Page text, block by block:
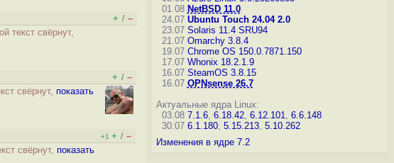
+ / –
текст свёрнут,
+ / –
свёрнут, показать
+1 + / –
свёрнут, показать
01.08 NetBSD 11.0
24.07 Ubuntu Touch 24.04 2.0
23.07 Solaris 11.4 SRU94
21.07 Omarchy 3.8.4
19.07 Chrome OS 150.0.7871.150
17.07 Whonix 18.2.1.9
16.07 SteamOS 3.8.15
16.07 OPNsense 26.7
Актуальные ядра Linux:
03.08 7.1.6, 6.18.42, 6.12.101, 6.6.148
30.07 6.1.180, 5.15.213, 5.10.262
Изменения в ядре 7.2